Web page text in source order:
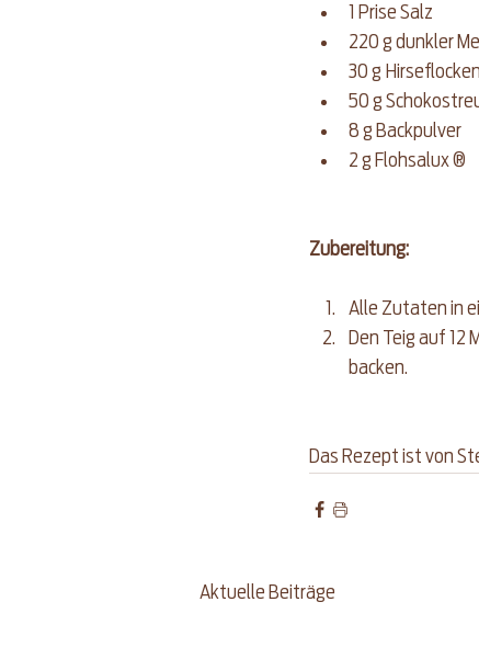
1 Prise Salz
220 g dunkler
30 g Hirseflocken
50 g
8 g Backpulver
2 g Flohsalux ®
Zubereitung:
Alle Zutaten in
Den Teig auf
backen.
Das Rezept ist von
Aktuelle Beiträge